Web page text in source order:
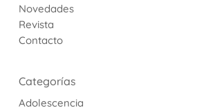
Novedades
Revista
Contacto
Categorías
Adolescencia